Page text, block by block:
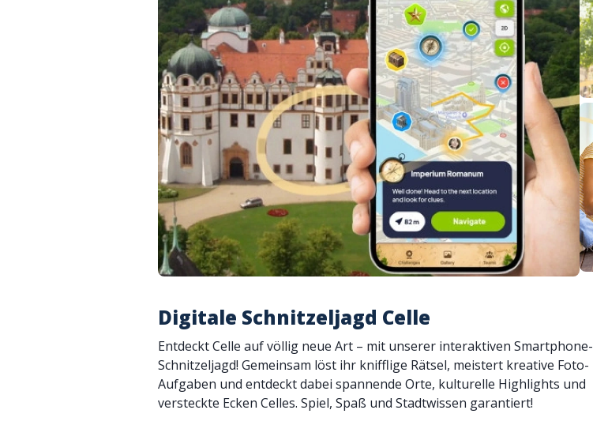
Digitale Schnitzeljagd Celle
Entdeckt Celle auf völlig neue Art – mit unserer interaktiven Smartphone-
Schnitzeljagd! Gemeinsam löst ihr knifflige Rätsel, meistert kreative Foto-
Aufgaben und entdeckt dabei spannende Orte, kulturelle Highlights und
versteckte Ecken Celles. Spiel, Spaß und Stadtwissen garantiert!